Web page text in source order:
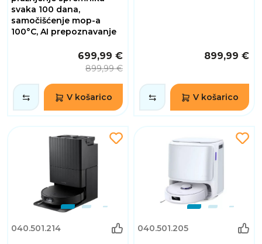
svaka 100 dana,
samočišćenje mop-a
100°C, AI prepoznavanje
699,99 €
899,99 €
V košarico
899,99 €
V košarico
040.501.214 040.501.205